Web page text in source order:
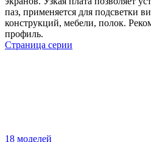
паз, применяется для подсветки
конструкций, мебели, полок.
профиль.
Страница серии
18 моделей